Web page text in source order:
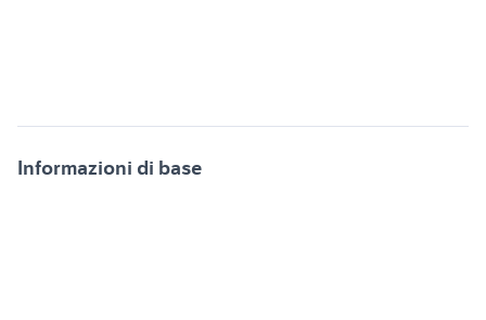
Informazioni di base